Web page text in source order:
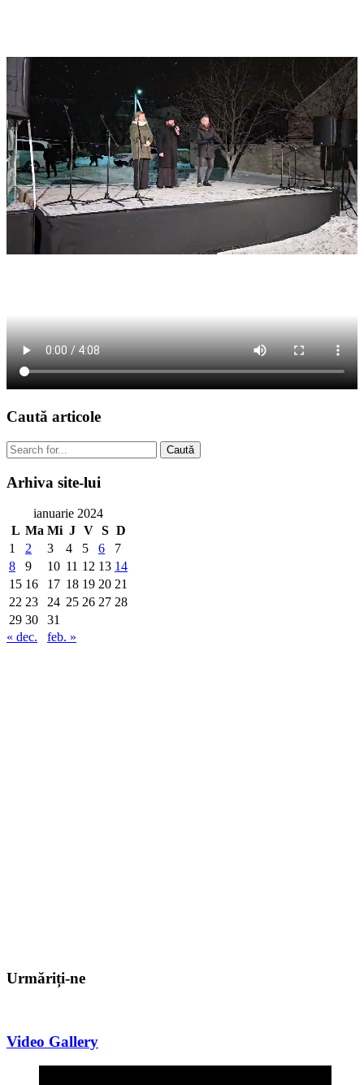
Caută articole
Caută
Arhiva site-lui
ianuarie 2024
L Ma Mi J V S D
1
2 3 4 5 6
7
8
9 10 11 12 13 14
15 16 17 18 19 20 21
22 23 24 25 26 27 28
29 30
31
« dec.
feb. »
Urmăriți-ne
Video Gallery